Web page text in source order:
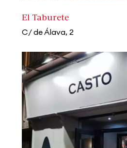
El Taburete
C/ de Álava, 2